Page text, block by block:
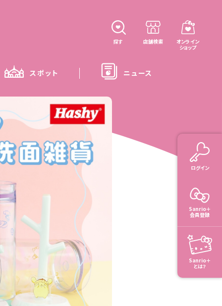
ログイン
Sanrio＋
会員登録
Sanrio＋
とは？
探す 店舗検索
オンライン
ショップ
スポット ニュース